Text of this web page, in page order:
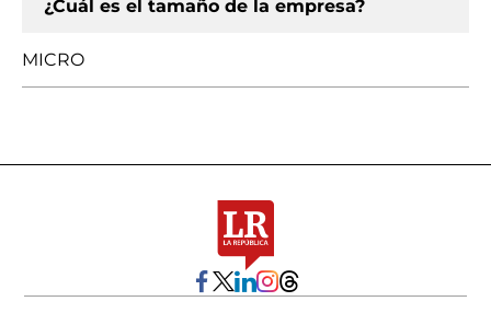
¿Cuál es el tamaño de la empresa?
MICRO